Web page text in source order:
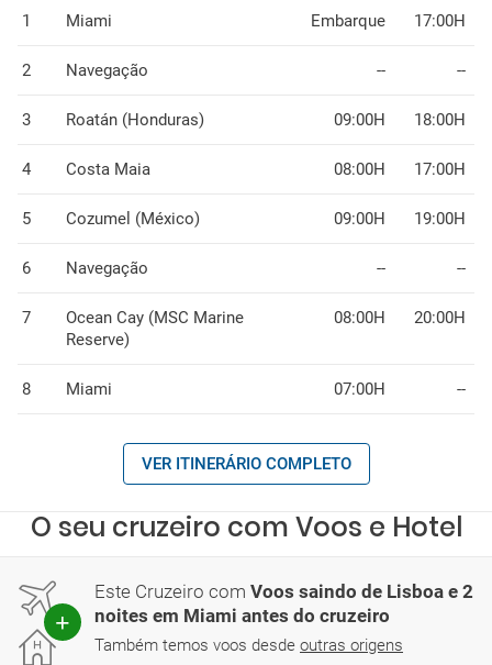
1 Miami Embarque 17:00H
2 Navegação -- --
3 Roatán (Honduras) 09:00H 18:00H
4 Costa Maia 08:00H 17:00H
5 Cozumel (México) 09:00H 19:00H
6 Navegação -- --
7
Ocean Cay (MSC Marine
Reserve)
08:00H 20:00H
8 Miami 07:00H --
VER ITINERÁRIO COMPLETO
O seu cruzeiro com Voos e Hotel
Este Cruzeiro com Voos saindo de Lisboa e 2
noites em Miami antes do cruzeiro
Também temos voos desde outras origens